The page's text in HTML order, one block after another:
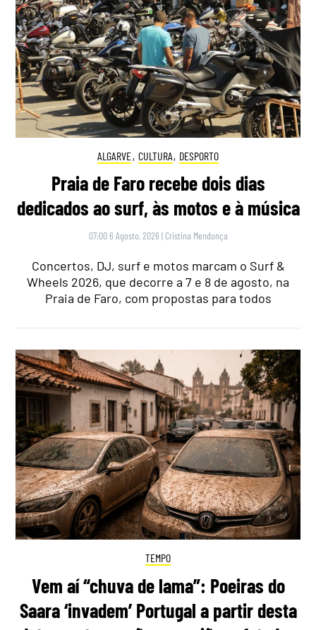
ALGARVE, CULTURA, DESPORTO
Praia de Faro recebe dois dias
dedicados ao surf, às motos e à música
07:00 6 Agosto, 2026 | Cristina Mendonça
Concertos, DJ, surf e motos marcam o Surf &
Wheels 2026, que decorre a 7 e 8 de agosto, na
Praia de Faro, com propostas para todos
TEMPO
Vem aí “chuva de lama”: Poeiras do
Saara ‘invadem’ Portugal a partir desta